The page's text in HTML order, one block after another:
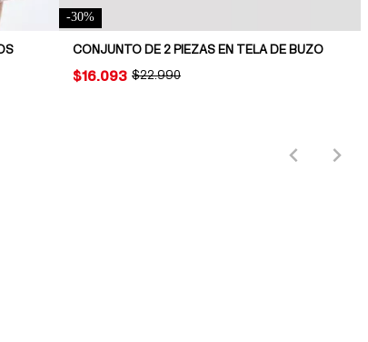
-30%
CONJUNTO DE 2 PIEZAS EN TELA DE BUZO
ORIGINAL PRICE:
$22.990
PRICE:
$16.093